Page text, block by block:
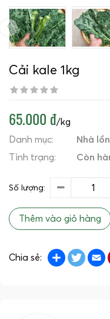
‹
Cải kale 1kg
65.000 đ/kg
Danh mục:
Nhà
Tình trạng:
Còn
Số lượng:
Thêm vào giỏ hàng
Chia sẻ: Share